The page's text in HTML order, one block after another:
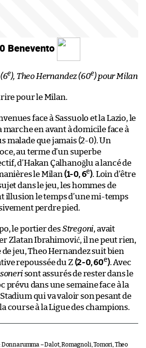
Benevento
e), Theo Hernandez (60e) pour Milan
pour le Milan.
face à Sassuolo et la Lazio, le
marche en avant à domicile face à
malade que jamais (2-0). Un
au terme d’un superbe
d’Hakan Çalhanoğlu a lancé de
le Milan (1-0, 6e). Loin d’être
dans le jeu, les hommes de
illusion le temps d’une mi-temps
perdre pied.
le portier desStregoni, avait
Zlatan Ibrahimović, il ne peut rien,
de jeu, Theo Hernandez suit bien
repoussée du Z (2-0, 60e). Avec
sont assurés de rester dans le
prévu dans une semaine face à la
qui va valoir son pesant de
course à la Ligue des champions.
Donnarumma – Dalot, Romagnoli, Tomori, Theo